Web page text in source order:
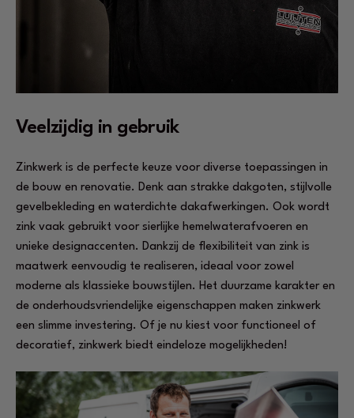
Veelzijdig in gebruik
Zinkwerk is de perfecte keuze voor diverse toepassingen in
de bouw en renovatie. Denk aan strakke dakgoten, stijlvolle
gevelbekleding en waterdichte dakafwerkingen. Ook wordt
zink vaak gebruikt voor sierlijke hemelwaterafvoeren en
unieke designaccenten. Dankzij de flexibiliteit van zink is
maatwerk eenvoudig te realiseren, ideaal voor zowel
moderne als klassieke bouwstijlen. Het duurzame karakter en
de onderhoudsvriendelijke eigenschappen maken zinkwerk
een slimme investering. Of je nu kiest voor functioneel of
decoratief, zinkwerk biedt eindeloze mogelijkheden!